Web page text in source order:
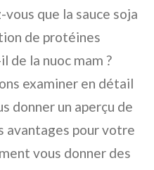
vous que la sauce soja
de protéines
de la nuoc mam ?
examiner en détail
donner un aperçu de
avantages pour votre
vous donner des